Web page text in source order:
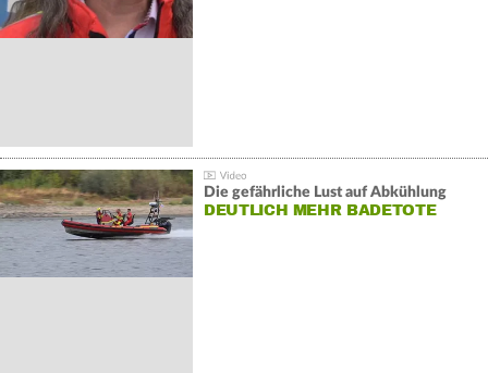
Die gefährliche Lust auf Abkühlung
DEUTLICH MEHR BADETOTE